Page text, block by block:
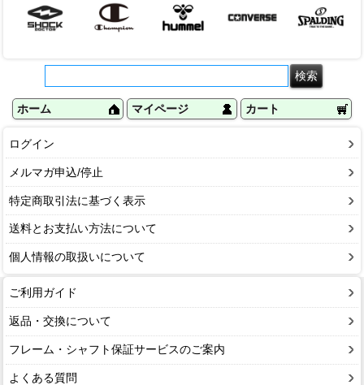
ホーム マイページ カート
ログイン
メルマガ申込/停止
特定商取引法に基づく表示
送料とお支払い方法について
個人情報の取扱いについて
ご利用ガイド
返品・交換について
フレーム・シャフト保証サービスのご案内
よくある質問